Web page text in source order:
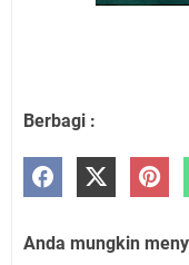
Berbagi :
Anda mungkin